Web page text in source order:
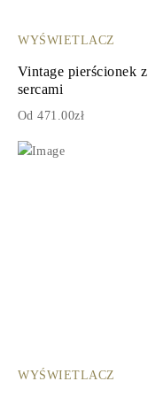
WYŚWIETLACZ
Vintage pierścionek z
sercami
Od 471.00zł
WYŚWIETLACZ